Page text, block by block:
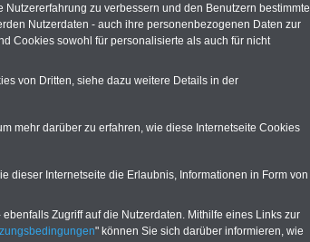
der Besoldung beschließen). Auch beim
teilweise hohe Nachzahlungen (Medienberichten
mind. 3.000 und 13.000 Euro, Der INFO-
die unmittelbar nach dem Beschluss des
Dienst in Baden-Württemberg:
DienstZum Komplettpreis von 15 Euro im Jahr
können Sie zehn Bücher als eBook
zu verbessern und den Benutzern bestimmte
Nutzerdaten - auch ihre personenbezogenen Daten zur
Cookies sowohl für personalisierte als auch für nicht
von Dritten, siehe dazu weitere Details in der
mehr darüber zu erfahren, wie diese Internetseite Cookies
dieser Internetseite die Erlaubnis, Informationen in Form von
Zugriff auf die Nutzerdaten. Mithilfe eines Links zur
" können Sie sich darüber informieren, wie